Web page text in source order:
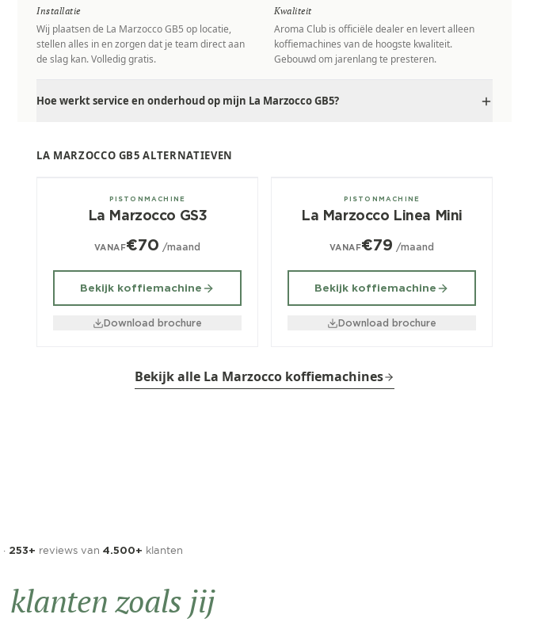
Installatie
Wij plaatsen de La Marzocco GB5 op locatie,
stellen alles in en zorgen dat je team direct aan
de slag kan. Volledig gratis.
Kwaliteit
Aroma Club is officiële dealer en levert alleen
koffiemachines van de hoogste kwaliteit.
Gebouwd om jarenlang te presteren.
Hoe werkt service en onderhoud op mijn La Marzocco GB5?
LA MARZOCCO GB5 ALTERNATIEVEN
PISTONMACHINE
La Marzocco GS3
VANAF€70 /maand
Bekijk koffiemachine
Download brochure
PISTONMACHINE
La Marzocco Linea Mini
VANAF€79 /maand
Bekijk koffiemachine
Download brochure
Bekijk alle La Marzocco koffiemachines
· 253+ reviews van 4.500+ klanten
klanten zoals jij